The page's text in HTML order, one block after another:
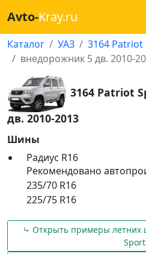
Avto-Kray.ru
Каталог УАЗ
3164 Patriot
внедорожник 5 дв. 2010-
3164 Patriot
дв. 2010-2013
Шины
Радиус R16
Рекомендовано
235/70 R16
225/75 R16
⤷ Открыть примеры летних
Sport